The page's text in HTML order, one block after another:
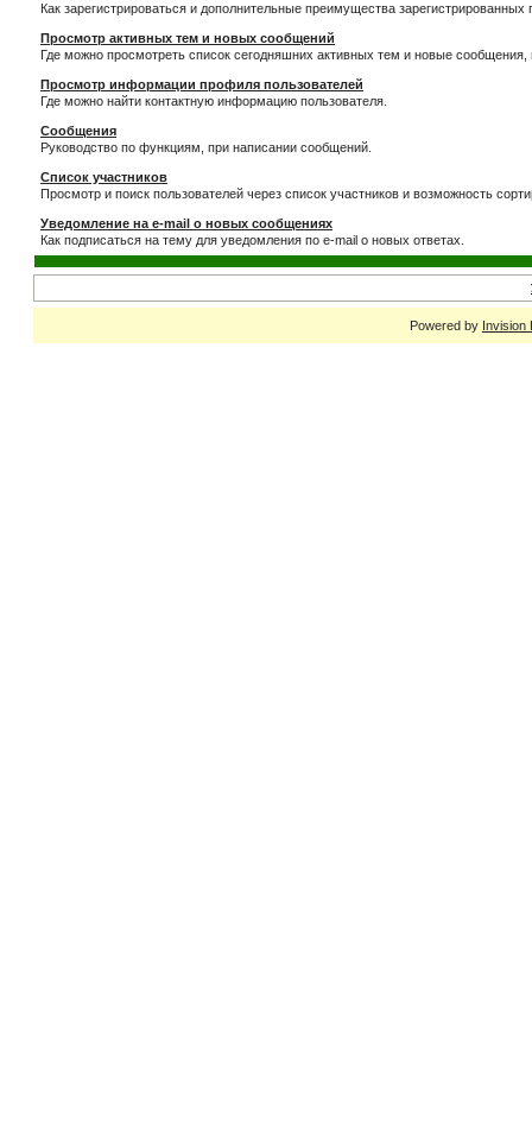
Как зарегистрироваться и дополнительные преимущества зарегистрированных
Просмотр активных тем и новых сообщений
Где можно просмотреть список сегодняшних активных тем и новые
Просмотр информации профиля пользователей
Где можно найти контактную информацию пользователя.
Сообщения
Руководство по функциям, при написании сообщений.
Список участников
Просмотр и поиск пользователей через список участников и возможность
Уведомление на e-mail о новых сообщениях
Как подписаться на тему для уведомления по e-mail о новых ответах.
Powered by Invision